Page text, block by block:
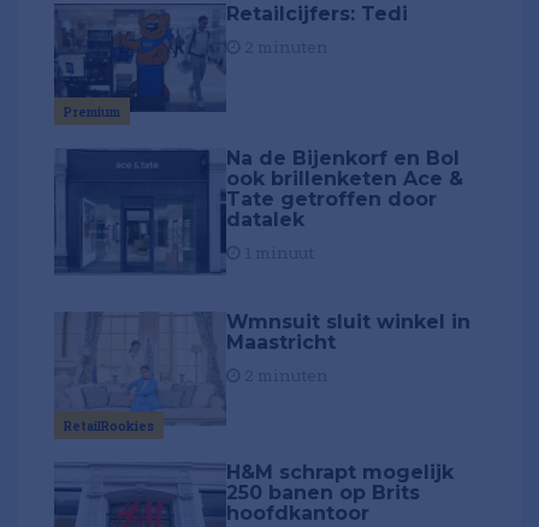
Premium
Retailcijfers: Tedi
Na de Bijenkorf en Bol
ook brillenketen Ace &
Tate getroffen door
datalek
RetailRookies
Wmnsuit sluit winkel in
Maastricht
H&M schrapt mogelijk
250 banen op Brits
hoofdkantoor